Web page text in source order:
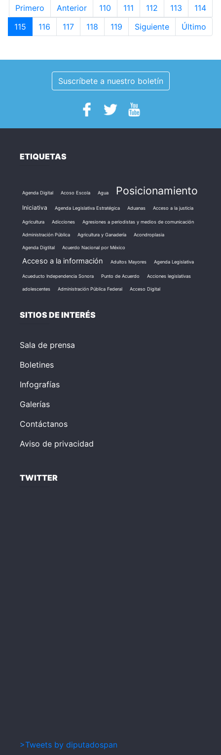
Primero Anterior 110 111 112 113
114
115
116 117 118 119 Siguiente Último
Suscríbete a nuestro boletín
ETIQUETAS
Agenda Digital Acoso Escola Agua Posicionamiento
Iniciativa Agenda Legislativa Estratégica Aduanas Acceso a la justicia
Agricultura Adicciones Agresiones a periodistas y medios de comunicación
Administración Pública Agricultura y Ganadería Acondroplasia
Agenda Digtital Acuerdo Nacional por México
Acceso a la información Adultos Mayores Agenda Legislativa
Acueducto Independencia Sonora Punto de Acuerdo Acciones legislativas
adolescentes Administración Pública Federal Acceso Digital
SITIOS DE INTERÉS
Sala de prensa
Boletines
Infografías
Galerías
Contáctanos
Aviso de privacidad
TWITTER
>Tweets by diputadospan